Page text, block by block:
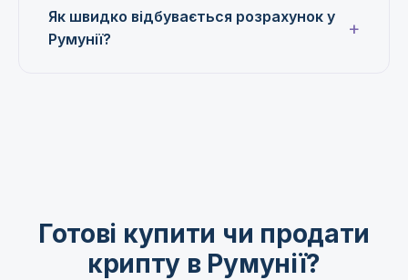
Як швидко відбувається розрахунок у
Румунії?
Готові купити чи продати
крипту в Румунії?